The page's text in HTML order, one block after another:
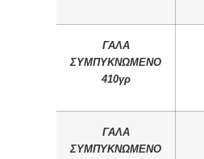
ΓΑΛΑ
ΣΥΜΠΥΚΝΩΜΕΝΟ
410γρ
ΓΑΛΑ
ΣΥΜΠΥΚΝΩΜΕΝΟ